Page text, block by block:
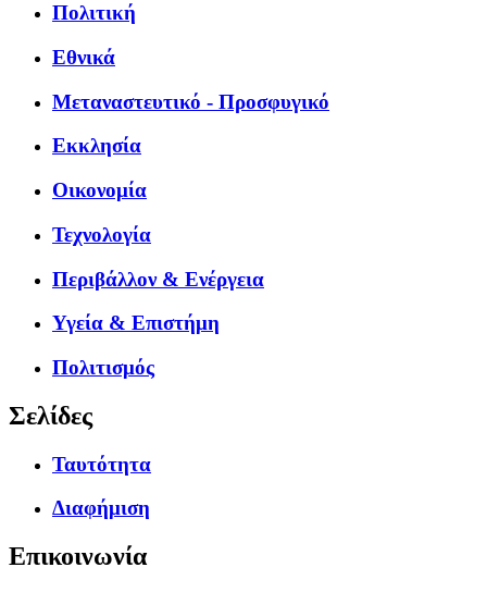
Πολιτική
Εθνικά
Μεταναστευτικό - Προσφυγικό
Εκκλησία
Οικονομία
Τεχνολογία
Περιβάλλον & Ενέργεια
Υγεία & Επιστήμη
Πολιτισμός
Σελίδες
Ταυτότητα
Διαφήμιση
Επικοινωνία